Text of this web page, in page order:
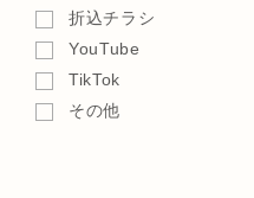
折込チラシ
YouTube
TikTok
その他